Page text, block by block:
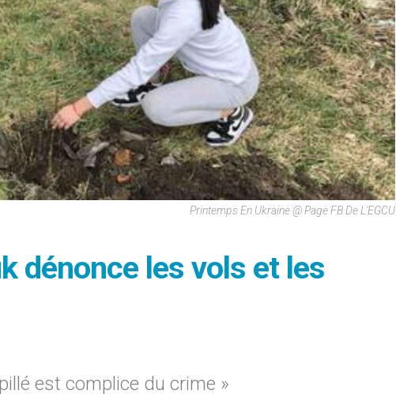
Printemps En Ukraine @ Page FB De L'EGCU
dénonce les vols et les
est complice du crime »